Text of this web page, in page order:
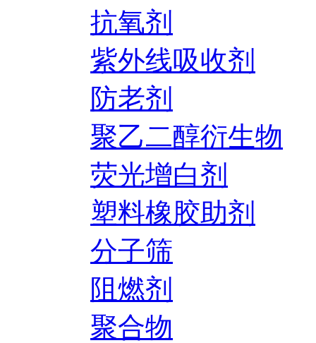
抗氧剂
紫外线吸收剂
防老剂
聚乙二醇衍生物
荧光增白剂
塑料橡胶助剂
分子筛
阻燃剂
聚合物